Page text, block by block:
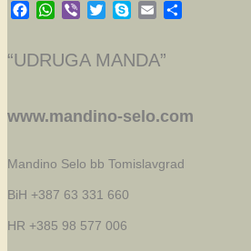
Facebook
WhatsApp
Viber TwitterSkypeEmail
“UDRUGA MANDA”
www.mandino-selo.com
Mandino Selo bb Tomislavgrad
BiH +387 63 331 660
HR +385 98 577 006